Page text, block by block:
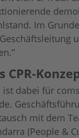
Im
CPR-
ist dabei für
mit dem
(People &